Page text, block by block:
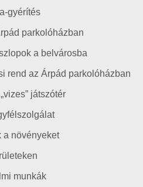
gyérítés
parkolóházban
a belvárosba
rend az Árpád parkolóházban
játszótér
a növényeket
munkák